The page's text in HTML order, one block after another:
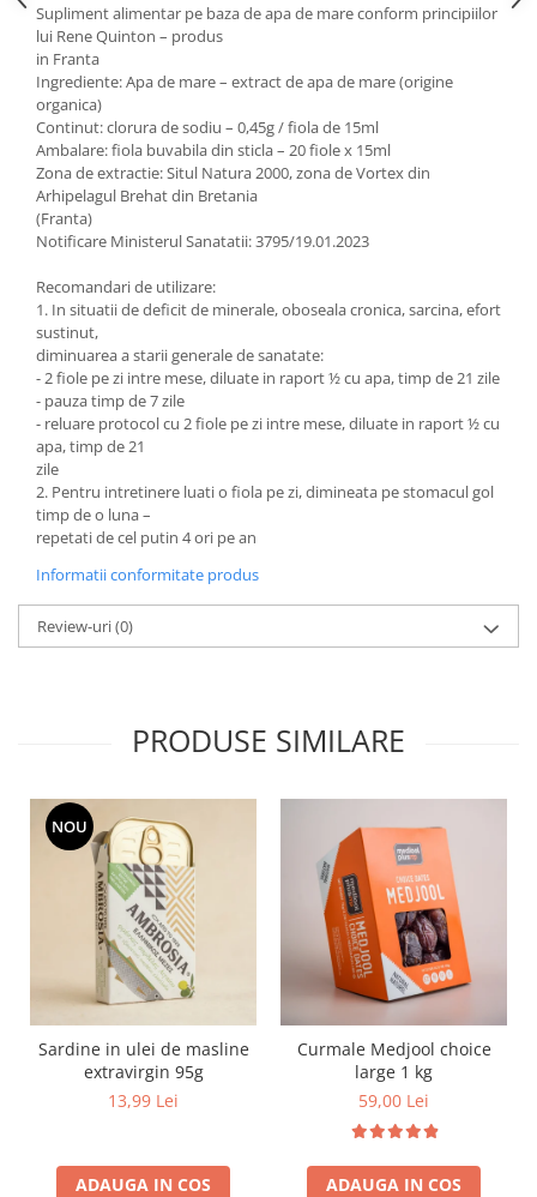
Supliment alimentar pe baza de apa de mare conform principiilor
lui Rene Quinton – produs
in Franta
Ingrediente: Apa de mare – extract de apa de mare (origine
organica)
Continut: clorura de sodiu – 0,45g / fiola de 15ml
Ambalare: fiola buvabila din sticla – 20 fiole x 15ml
Zona de extractie: Situl Natura 2000, zona de Vortex din
Arhipelagul Brehat din Bretania
(Franta)
Notificare Ministerul Sanatatii: 3795/19.01.2023
Recomandari de utilizare:
1. In situatii de deficit de minerale, oboseala cronica, sarcina, efort
sustinut,
diminuarea a starii generale de sanatate:
- 2 fiole pe zi intre mese, diluate in raport ½ cu apa, timp de 21 zile
- pauza timp de 7 zile
- reluare protocol cu 2 fiole pe zi intre mese, diluate in raport ½ cu
apa, timp de 21
zile
2. Pentru intretinere luati o fiola pe zi, dimineata pe stomacul gol
timp de o luna –
repetati de cel putin 4 ori pe an
Informatii conformitate produs
Review-uri(0)
PRODUSE SIMILARE
NOU
Sardine in ulei de masline
extravirgin 95g
13,99 Lei
ADAUGA IN COS
Curmale Medjool choice
large 1 kg
59,00 Lei
ADAUGA IN COS